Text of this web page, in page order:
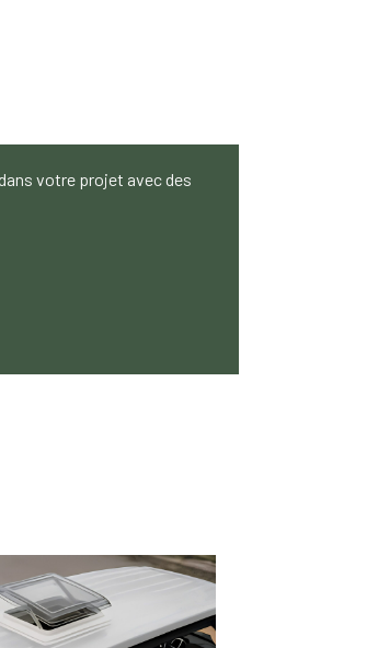
votre projet avec des